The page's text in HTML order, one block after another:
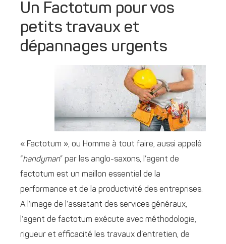
Un Factotum pour vos
petits travaux et
dépannages urgents
« Factotum », ou Homme à tout faire, aussi appelé
“handyman” par les anglo-saxons, l’agent de
factotum est un maillon essentiel de la
performance et de la productivité des entreprises.
A l’image de l’assistant des services généraux,
l’agent de factotum exécute avec méthodologie,
rigueur et efficacité les travaux d’entretien, de